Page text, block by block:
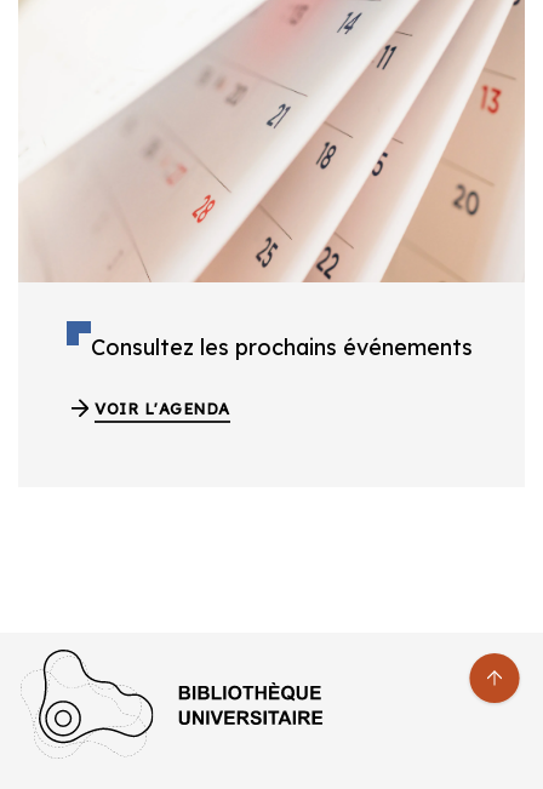
Consultez les prochains événements
VOIR L'AGENDA